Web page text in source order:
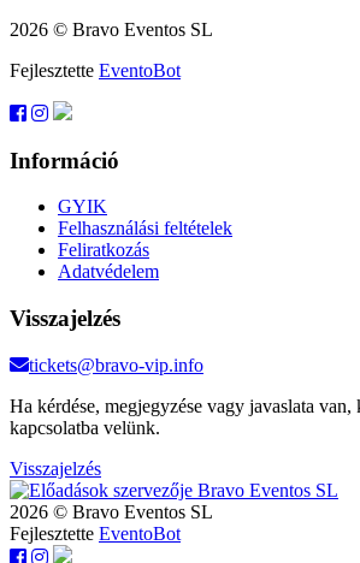
2026 © Bravo Eventos SL
Fejlesztette EventoBot
Információ
GYIK
Felhasználási feltételek
Feliratkozás
Adatvédelem
Visszajelzés
tickets@bravo-vip.info
Ha kérdése, megjegyzése vagy javaslata van,
kapcsolatba velünk.
Visszajelzés
2026 © Bravo Eventos SL
Fejlesztette EventoBot